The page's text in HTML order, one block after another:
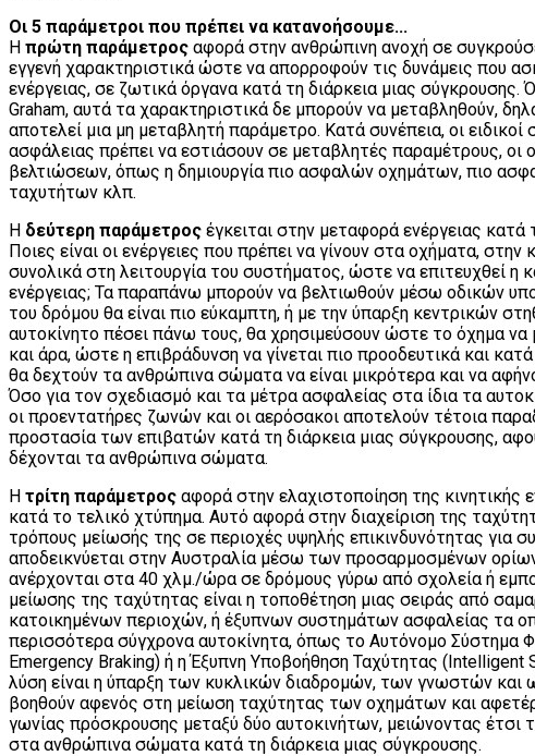
Οι 5 παράμετροι που πρέπει να κατανοήσουμε...
Η πρώτη παράμετρος αφορά στην ανθρώπινη ανοχή σε
εγγενή χαρακτηριστικά ώστε να απορροφούν τις δυνάμεις που
ενέργειας, σε ζωτικά όργανα κατά τη διάρκεια μιας σύγκρουσης.
Graham, αυτά τα χαρακτηριστικά δε μπορούν να μεταβληθούν,
αποτελεί μια μη μεταβλητή παράμετρο. Κατά συνέπεια, οι ειδικοί
ασφάλειας πρέπει να εστιάσουν σε μεταβλητές παραμέτρους, οι
βελτιώσεων, όπως η δημιουργία πιο ασφαλών οχημάτων, πιο
ταχυτήτων κλπ.
Η δεύτερη παράμετρος έγκειται στην μεταφορά ενέργειας κατά
Ποιες είναι οι ενέργειες που πρέπει να γίνουν στα οχήματα,
συνολικά στη λειτουργία του συστήματος, ώστε να επιτευχθεί η
ενέργειας; Τα παραπάνω μπορούν να βελτιωθούν μέσω οδικών
του δρόμου θα είναι πιο εύκαμπτη, ή με την ύπαρξη κεντρικών
αυτοκίνητο πέσει πάνω τους, θα χρησιμεύσουν ώστε το όχημα να
και άρα, ώστε η επιβράδυνση να γίνεται πιο προοδευτικά και
θα δεχτούν τα ανθρώπινα σώματα να είναι μικρότερα και να
Όσο για τον σχεδιασμό και τα μέτρα ασφαλείας στα ίδια τα
οι προεντατήρες ζωνών και οι αερόσακοι αποτελούν τέτοια
προστασία των επιβατών κατά τη διάρκεια μιας σύγκρουσης,
δέχονται τα ανθρώπινα σώματα.
Η τρίτη παράμετρος αφορά στην ελαχιστοποίηση της κινητικής
κατά το τελικό χτύπημα. Αυτό αφορά στην διαχείριση της
τρόπους μείωσής της σε περιοχές υψηλής επικινδυνότητας για
αποδεικνύεται στην Αυστραλία μέσω των προσαρμοσμένων
ανέρχονται στα 40 χλμ./ώρα σε δρόμους γύρω από σχολεία ή
μείωσης της ταχύτητας είναι η τοποθέτηση μιας σειράς από
κατοικημένων περιοχών, ή έξυπνων συστημάτων ασφαλείας τα
περισσότερα σύγχρονα αυτοκίνητα, όπως το Αυτόνομο Σύστημα
Emergency Braking) ή η Έξυπνη Υποβοήθηση Ταχύτητας
λύση είναι η ύπαρξη των κυκλικών διαδρομών, των γνωστών και
βοηθούν αφενός στη μείωση ταχύτητας των οχημάτων και
γωνίας πρόσκρουσης μεταξύ δύο αυτοκινήτων, μειώνοντας έτσι
στα ανθρώπινα σώματα κατά τη διάρκεια μιας σύγκρουσης.